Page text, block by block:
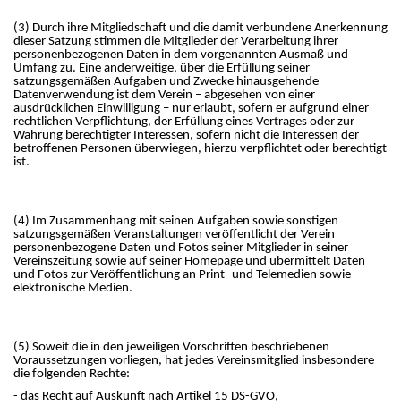
(3) Durch ihre Mitgliedschaft und die damit verbundene Anerkennung
dieser Satzung stimmen die Mitglieder der Verarbeitung ihrer
personenbezogenen Daten in dem vorgenannten Ausmaß und
Umfang zu. Eine anderweitige, über die Erfüllung seiner
satzungsgemäßen Aufgaben und Zwecke hinausgehende
Datenverwendung ist dem Verein – abgesehen von einer
ausdrücklichen Einwilligung – nur erlaubt, sofern er aufgrund einer
rechtlichen Verpflichtung, der Erfüllung eines Vertrages oder zur
Wahrung berechtigter Interessen, sofern nicht die Interessen der
betroffenen Personen überwiegen, hierzu verpflichtet oder berechtigt
ist.
(4) Im Zusammenhang mit seinen Aufgaben sowie sonstigen
satzungsgemäßen Veranstaltungen veröffentlicht der Verein
personenbezogene Daten und Fotos seiner Mitglieder in seiner
Vereinszeitung sowie auf seiner Homepage und übermittelt Daten
und Fotos zur Veröffentlichung an Print- und Telemedien sowie
elektronische Medien.
(5) Soweit die in den jeweiligen Vorschriften beschriebenen
Voraussetzungen vorliegen, hat jedes Vereinsmitglied insbesondere
die folgenden Rechte:
- das Recht auf Auskunft nach Artikel 15 DS-GVO,